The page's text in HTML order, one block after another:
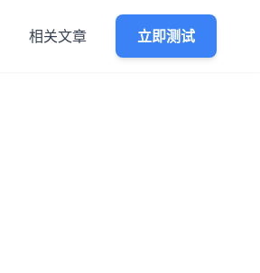
相关文章 立即测试